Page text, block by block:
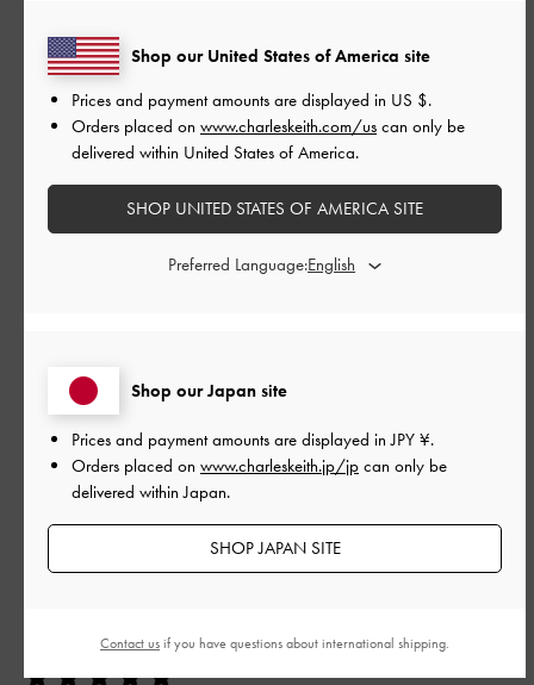
ちょっとしたお出かけに重宝してます。
それにバッグ インしても使えるので 長く使い続けていける鞄の
ひとつになりました。
サイズ: その他（シューズ以外） |カラー: ブラック系
もっと見る
このレビューは役に立ちましたか？
写真の通りの可愛さです！
Shop our Japan site
Prices and payment amounts are displayed inJPY ¥.
Orders placed on www.charleskeith.jp/jp can only be
delivered within Japan.
SHOP JAPAN SITE
Shop our United States of America site
Prices and payment amounts are displayed in US $.
Orders placed on www.charleskeith.com/us can only be
delivered within United States of America.
SHOP UNITED STATES OF AMERICA SITE
Preferred Language:
Contact usif you have questions about international shipping.